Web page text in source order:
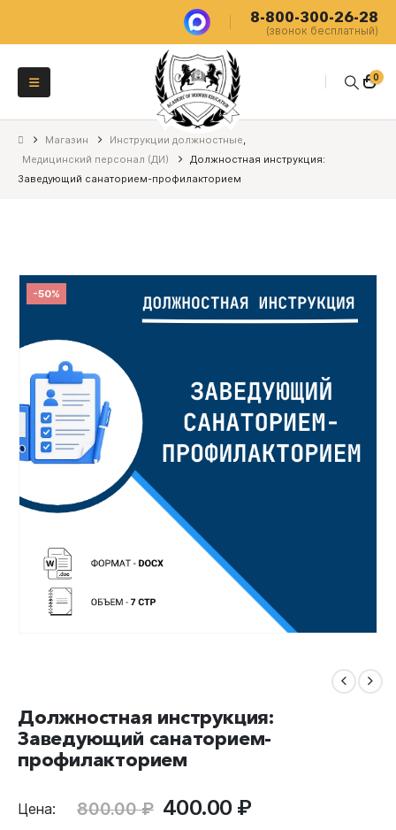
8-800-300-26-28
(звонок бесплатный)
0
Магазин Инструкции должностные,
Медицинский персонал (ДИ)
Должностная инструкция:
Заведующий санаторием-профилакторием
-50%
Должностная инструкция:
Заведующий санаторием-
профилакторием
Цена: 800.00₽ Первоначальная
400.00 ₽Текущая